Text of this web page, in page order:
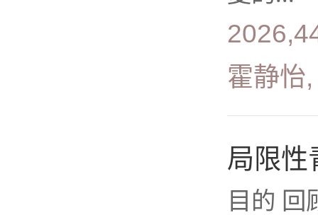
霍静怡
局限性
目的 回